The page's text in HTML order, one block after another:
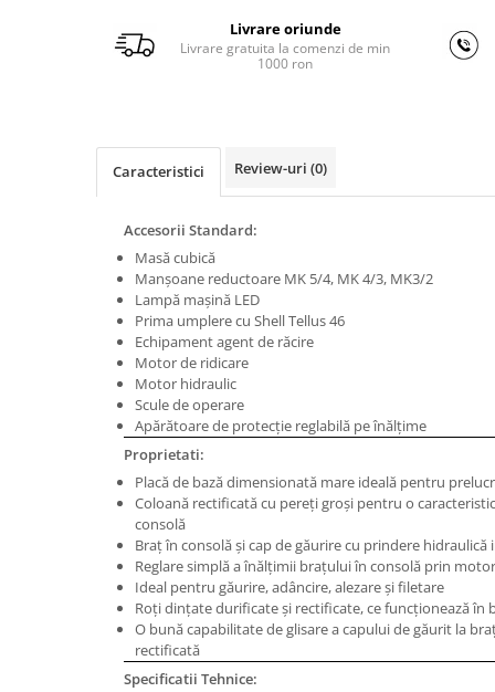
Masini de gaurit cu angrenaj, masa
Masini de gaurit cu coloana si
curea de distributie
Masini de gaurit cu stand si
Masini de gaurit radiale
Masini de gaurit si frezat
Masini de gaurit cu freza
Masini de frezat universale
Centre de prelucrare verticale CNC
Masini de frezat cu batiu
Masini de frezat multifunctionale
Masini de frezat universale SERVO
Masini de frezat verticale
Masini de slefuit metal
Masini de ascutit burghie
Masini de lustruit
Masini de polizat bavuri cu perii
Masini de rectificat plan
Livrare oriunde
Livrare gratuita la comenzi de min
1000 ron
Caracteristici Review-uri (0)
Accesorii Standard:
Masă cubică
Manşoane reductoare MK 5/4, MK 4/3, MK3/2
Lampă maşină LED
Prima umplere cu Shell Tellus 46
Echipament agent de răcire
Motor de ridicare
Motor hidraulic
Scule de operare
Apărătoare de protecţie reglabilă pe înălţime
Proprietati:
Placă de bază dimensionată mare ideală pentru
Coloană rectificată cu pereţi groşi pentru o
consolă
Braţ în consolă şi cap de găurire cu prindere
Reglare simplă a înălţimii braţului în consolă prin
Ideal pentru găurire, adâncire, alezare şi filetare
Roţi dinţate durificate şi rectificate, ce funcţionează în
O bună capabilitate de glisare a capului de găurit la
rectificată
Specificatii Tehnice: